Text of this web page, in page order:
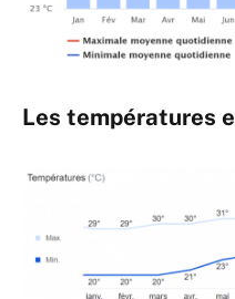
Les températures